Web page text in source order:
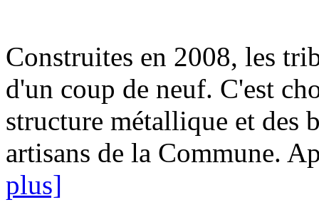
Construites en 2008, les
d'un coup de neuf. C'est
structure métallique et des
artisans de la Commune.
plus]